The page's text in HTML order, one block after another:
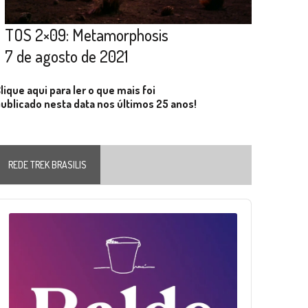
TOS 2×09: Metamorphosis
7 de agosto de 2021
aqui para ler o que mais foi
nesta data nos últimos 25 anos!
REDE TREK BRASILIS
Player